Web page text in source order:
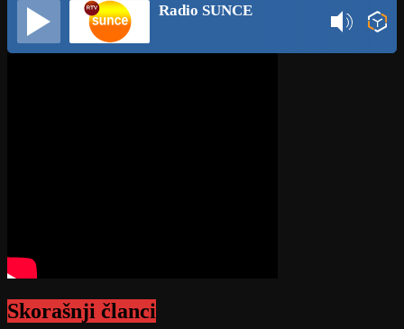
Radio SUNCE
Skorašnji članci